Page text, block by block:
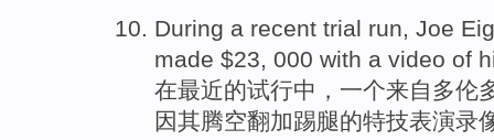
During a recent trial run, Joe
made $23, 000 with a video of
在最近的试行中 ， 一个来自 多伦
因其腾空翻加踢腿的特技表演录